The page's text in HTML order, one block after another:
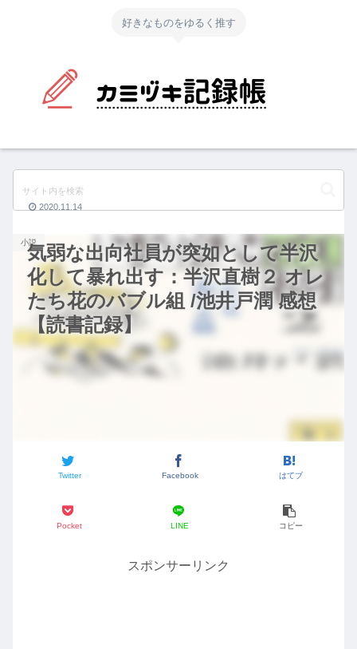
好きなものをゆるく推す
気弱な出向社員が突如として半沢
化して暴れ出す：半沢直樹２ オレ
たち花のバブル組 /池井戸潤 感想
【読書記録】
小説
Twitter Facebook はてブ
Pocket LINE コピー
2020.11.14
スポンサーリンク